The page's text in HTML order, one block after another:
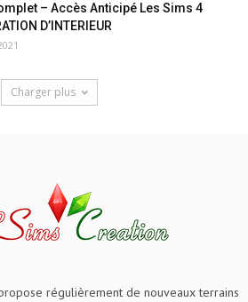
– Accès Anticipé Les Sims 4
D’INTERIEUR
Charger plus
régulièrement de nouveaux terrains